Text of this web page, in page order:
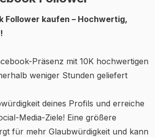
Follower kaufen – Hochwertig,
Präsenz mit 10K hochwertigen
weniger Stunden geliefert
deines Profils und erreiche
Media-Ziele! Eine größere
für mehr Glaubwürdigkeit und kann